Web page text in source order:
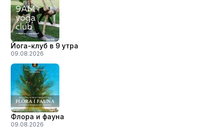
Йога-клуб в 9 утра
09.08.2026
Флора и фауна
09.08.2026